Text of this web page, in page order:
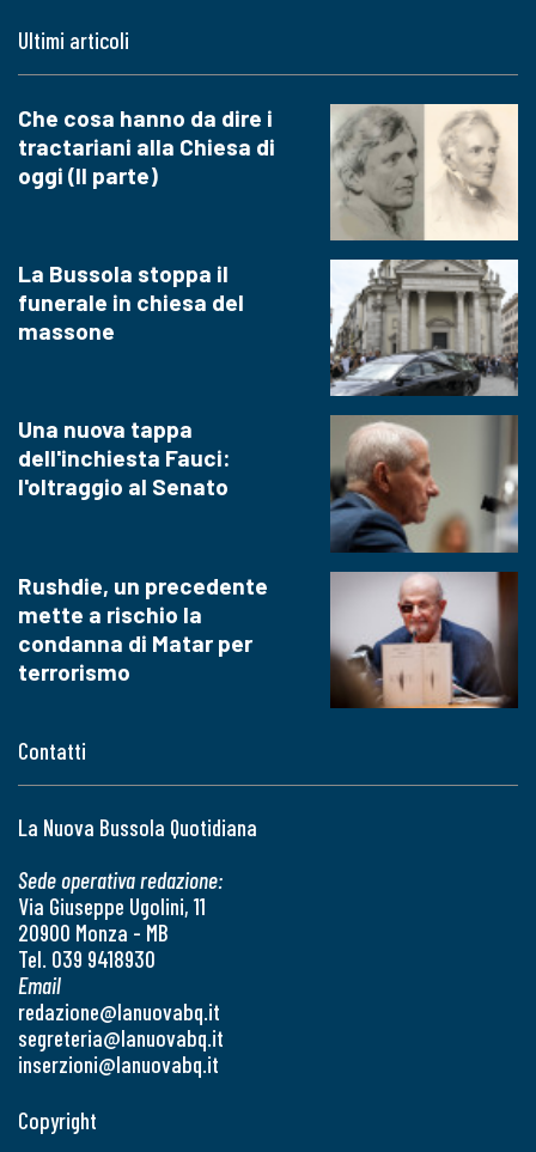
Contatti
La Nuova Bussola Quotidiana
Sede operativa redazione:
Via Giuseppe Ugolini, 11
20900 Monza - MB
Tel. 039 9418930
Email
redazione@lanuovabq.it
segreteria@lanuovabq.it
inserzioni@lanuovabq.it
Ultimi articoli
Che cosa hanno da dire i
tractariani alla Chiesa di
oggi (II parte)
La Bussola stoppa il
funerale in chiesa del
massone
Una nuova tappa
dell'inchiesta Fauci:
l'oltraggio al Senato
Rushdie, un precedente
mette a rischio la
condanna di Matar per
terrorismo
Copyright